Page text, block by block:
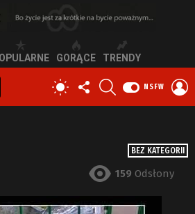
GORĄCE TRENDY
PRZEŁĄCZ
SKÓRKĘ
OBSERWUJ
NAS
NSFW
BEZ KATEGORII
159 Odsłony